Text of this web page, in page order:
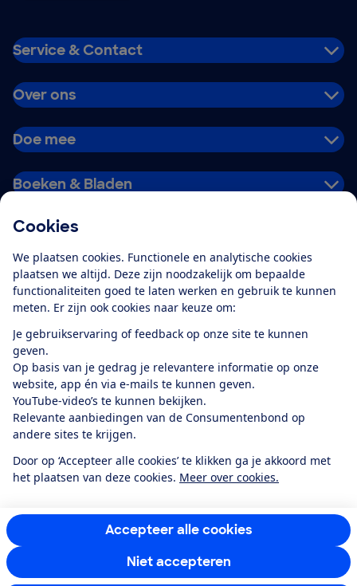
Cookies
We plaatsen cookies. Functionele en analytische cookies
plaatsen we altijd. Deze zijn noodzakelijk om bepaalde
functionaliteiten goed te laten werken en gebruik te kunnen
meten. Er zijn ook cookies naar keuze om:
Je gebruikservaring of feedback op onze site te kunnen
geven.
Op basis van je gedrag je relevantere informatie op onze
website, app én via e-mails te kunnen geven.
YouTube-video’s te kunnen bekijken.
Relevante aanbiedingen van de Consumentenbond op
andere sites te krijgen.
Door op ‘Accepteer alle cookies’ te klikken ga je akkoord met
het plaatsen van deze cookies. Meer over cookies.
Accepteer alle cookies
Niet accepteren
Service & Contact
Over ons
Doe mee
Boeken & Bladen
Alles over de
app
Algemene Voorwaarden
Privacyverklaring
Cookiebeleid
Privacyvoorkeuren
Toegankelijkheid
RSS-feed nieuws
FacebookTwitterInstagram
YoutubeLinkedIn
12.901consumentenbeoordelen de Consumentenbondmet gemiddeld